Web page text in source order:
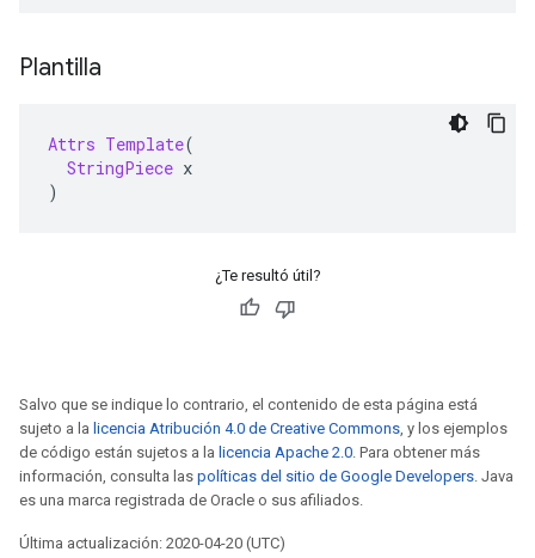
Plantilla
Attrs Template(
StringPiece x
)
¿Te resultó útil?
Salvo que se indique lo contrario, el contenido de esta página está
sujeto a la licencia Atribución 4.0 de Creative Commons, y los ejemplos
de código están sujetos a la licencia Apache 2.0. Para obtener más
información, consulta las políticas del sitio de Google Developers. Java
es una marca registrada de Oracle o sus afiliados.
Última actualización: 2020-04-20 (UTC)